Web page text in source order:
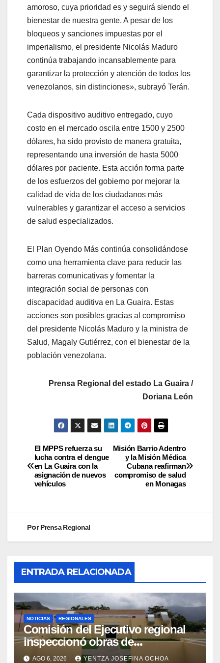
amoroso, cuya prioridad es y seguirá siendo el
bienestar de nuestra gente. A pesar de los
bloqueos y sanciones impuestas por el
imperialismo, el presidente Nicolás Maduro
continúa trabajando incansablemente para
garantizar la protección y atención de todos los
venezolanos, sin distinciones», subrayó Terán.
Cada dispositivo auditivo entregado, cuyo
costo en el mercado oscila entre 1500 y 2500
dólares, ha sido provisto de manera gratuita,
representando una inversión de hasta 5000
dólares por paciente. Esta acción forma parte
de los esfuerzos del gobierno por mejorar la
calidad de vida de los ciudadanos más
vulnerables y garantizar el acceso a servicios
de salud especializados.
El Plan Oyendo Más continúa consolidándose
como una herramienta clave para reducir las
barreras comunicativas y fomentar la
integración social de personas con
discapacidad auditiva en La Guaira. Estas
acciones son posibles gracias al compromiso
del presidente Nicolás Maduro y la ministra de
Salud, Magaly Gutiérrez, con el bienestar de la
población venezolana.
Prensa Regional del estado La Guaira /
Doriana León
Misión Barrio Adentro
y la Misión Médica
Cubana reafirman
compromiso de salud
en Monagas
El MPPS refuerza su
lucha contra el dengue
en La Guaira con la
asignación de nuevos
vehículos
PorPrensa Regional
ENTRADA RELACIONADA
NOTICIAS REGIONALES
Comisión del Ejecutivo regional
inspeccionó obras de
recuperación en la Maternidad
AGO 6, 2026 YENTZA JOSEFINA OCHOA